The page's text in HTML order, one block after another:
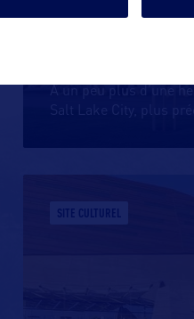
A un peu plus d’une
Salt Lake City, plus
SITE CULTUREL